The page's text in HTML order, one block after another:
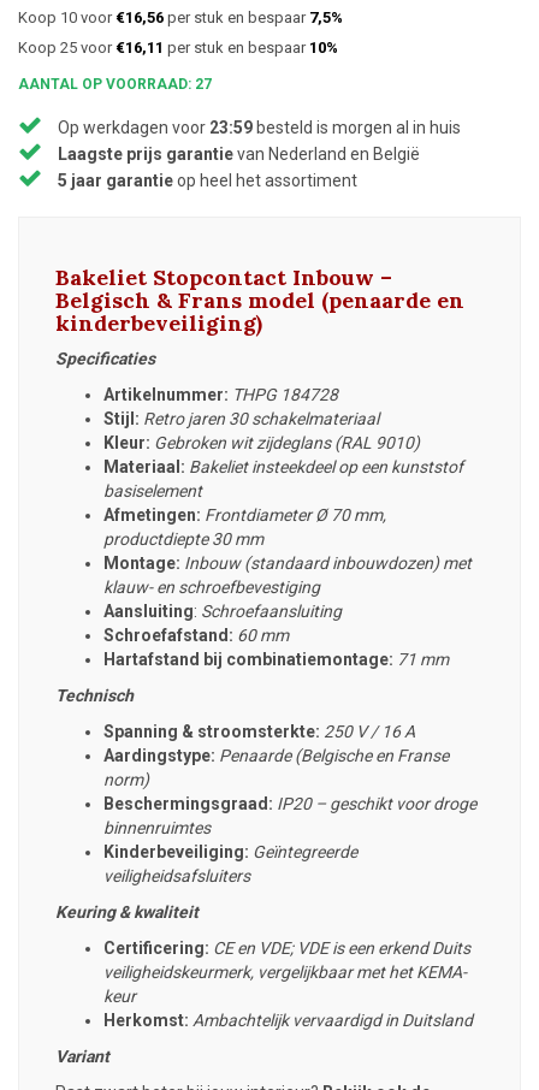
Koop 10 voor €16,56 per stuk en bespaar 7,5%
Koop 25 voor €16,11 per stuk en bespaar 10%
AANTAL OP VOORRAAD: 27
Op werkdagen voor 23:59 besteld is morgen al in huis
Laagste prijs garantievan Nederland en België
5 jaar garantieop heel het assortiment
Bakeliet Stopcontact Inbouw –
Belgisch & Frans model (penaarde en
kinderbeveiliging)
Specificaties
Artikelnummer: THPG 184728
Stijl: Retro jaren 30 schakelmateriaal
Kleur: Gebroken wit zijdeglans (RAL 9010)
Materiaal: Bakeliet insteekdeel op een kunststof
basiselement
Afmetingen: Frontdiameter Ø 70 mm,
productdiepte 30 mm
Montage: Inbouw (standaard inbouwdozen) met
klauw- en schroefbevestiging
Aansluiting: Schroefaansluiting
Schroefafstand: 60 mm
Hartafstand bij combinatiemontage: 71 mm
Technisch
Spanning & stroomsterkte: 250 V / 16 A
Aardingstype: Penaarde (Belgische en Franse
norm)
Beschermingsgraad: IP20 – geschikt voor droge
binnenruimtes
Kinderbeveiliging: Geïntegreerde
veiligheidsafsluiters
Keuring & kwaliteit
Certificering: CE en VDE; VDE is een erkend Duits
veiligheidskeurmerk, vergelijkbaar met het KEMA-
keur
Herkomst: Ambachtelijk vervaardigd in Duitsland
Variant